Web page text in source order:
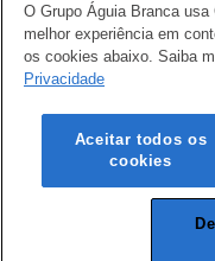
Av. Jerônimo
Vervloet, 345
Maria Ortiz
O Grupo Águia Branca
melhor experiência em
os cookies abaixo. Saiba
Privacidade
Aceitar todos os
cookies